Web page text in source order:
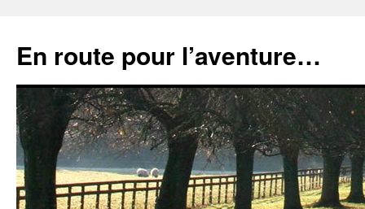
contenu
En route pour l’aventure…